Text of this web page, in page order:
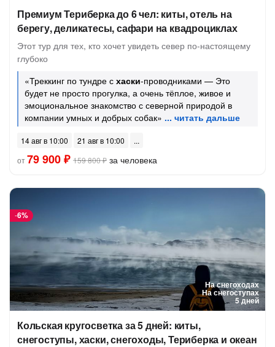
Премиум Териберка до 6 чел: киты, отель на
берегу, деликатесы, сафари на квадроциклах
Этот тур для тех, кто хочет увидеть север по-настоящему
глубоко
«Треккинг по тундре с хаски-проводниками — Это
будет не просто прогулка, а очень тёплое, живое и
эмоциональное знакомство с северной природой в
компании умных и добрых собак»
14 авг в 10:00
21 авг в 10:00
от79 900 ₽ 159 800 ₽ за человека
На снегоходах
На снегоступах
5 дней
-6%
Кольская кругосветка за 5 дней: киты,
снегоступы, хаски, снегоходы, Териберка и океан